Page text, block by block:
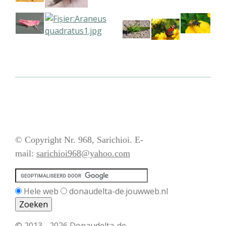
© Copyright Nr. 968, Sarichioi. E-
mail: sarichioi968@yahoo.com
Hele web donaudelta-de.jouwweb.nl